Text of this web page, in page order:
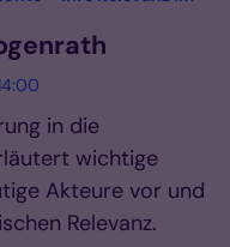
in die
wichtige
Akteure vor und
Relevanz.